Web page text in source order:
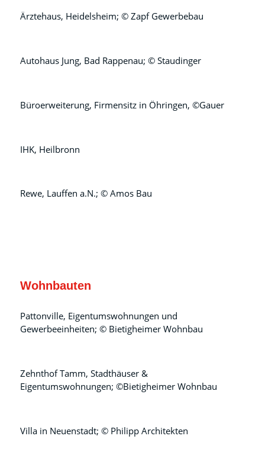
Ärztehaus, Heidelsheim; © Zapf Gewerbebau
Autohaus Jung, Bad Rappenau; © Staudinger
Büroerweiterung, Firmensitz in Öhringen, ©Gauer
IHK, Heilbronn
Rewe, Lauffen a.N.; © Amos Bau
Wohnbauten
Pattonville, Eigentumswohnungen und
Gewerbeeinheiten; © Bietigheimer Wohnbau
Zehnthof Tamm, Stadthäuser &
Eigentumswohnungen; ©Bietigheimer Wohnbau
Villa in Neuenstadt; © Philipp Architekten